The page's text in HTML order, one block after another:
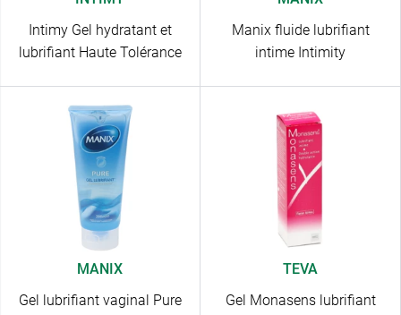
Intimy Gel hydratant et
lubrifiant Haute Tolérance
Manix fluide lubrifiant
intime Intimity
MANIX
Gel lubrifiant vaginal Pure
TEVA
Gel Monasens lubrifiant